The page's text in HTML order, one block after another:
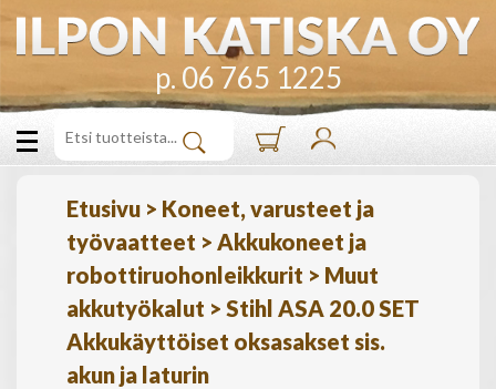
p. 06 765 1225
Etusivu > Koneet, varusteet ja
työvaatteet > Akkukoneet ja
robottiruohonleikkurit > Muut
akkutyökalut > Stihl ASA 20.0 SET
Akkukäyttöiset oksasakset sis.
akun ja laturin